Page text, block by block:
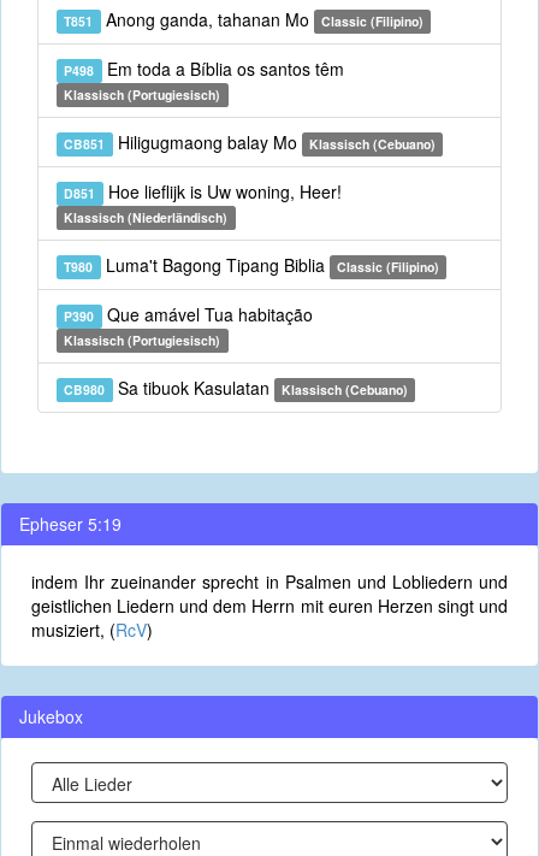
T851 Anong ganda, tahanan Mo Classic (Filipino)
P498 Em toda a Bíblia os santos têm
Klassisch (Portugiesisch)
CB851 Hiligugmaong balay Mo Klassisch (Cebuano)
D851 Hoe lieflijk is Uw woning, Heer!
Klassisch (Niederländisch)
T980 Luma't Bagong Tipang Biblia Classic (Filipino)
P390 Que amável Tua habitação
Klassisch (Portugiesisch)
CB980 Sa tibuok Kasulatan Klassisch (Cebuano)
Epheser 5:19
indem Ihr zueinander sprecht in Psalmen und Lobliedern und
geistlichen Liedern und dem Herrn mit euren Herzen singt und
musiziert, (RcV)
Jukebox